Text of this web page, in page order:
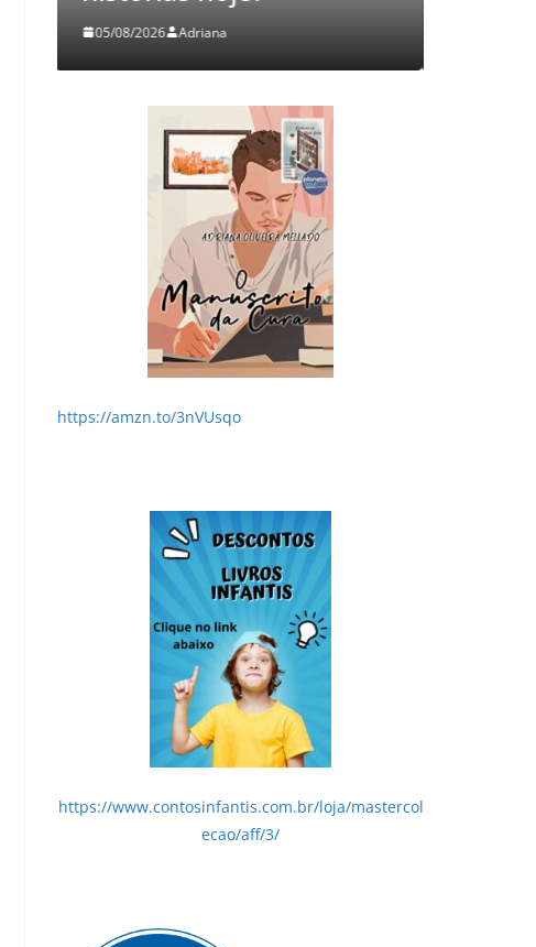
03/08/2026
https://amzn.to/3nVUsqo
https://www.contosinfantis.com.br/loja/mastercol
ecao/aff/3/